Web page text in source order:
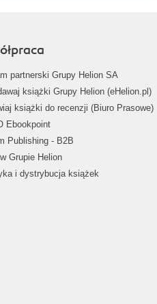
partnerski Grupy Helion SA
książki Grupy Helion (eHelion.pl)
książki do recenzji (Biuro Prasowe)
Ebookpoint
Publishing - B2B
Grupie Helion
i dystrybucja książek